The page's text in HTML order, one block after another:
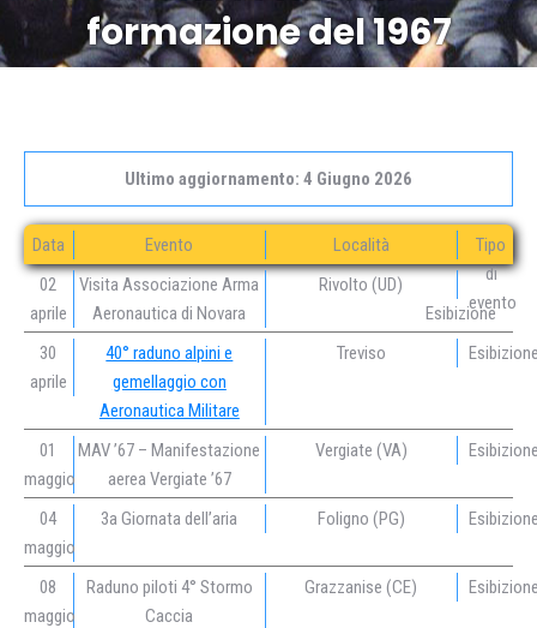
formazione del 1967
Ultimo aggiornamento: 4 Giugno 2026
Data Evento Località
Tipo
di
evento
02
aprile
Visita Associazione Arma
Aeronautica di Novara
Rivolto (UD)
Esibizione
30
aprile
40° raduno alpini e
gemellaggio con
Aeronautica Militare
Treviso
01
maggio
MAV ’67 – Manifestazione
aerea Vergiate ’67
Vergiate (VA)
04
maggio
3a Giornata dell’aria Foligno (PG)
08
maggio
Raduno piloti 4° Stormo
Caccia
Grazzanise (CE)